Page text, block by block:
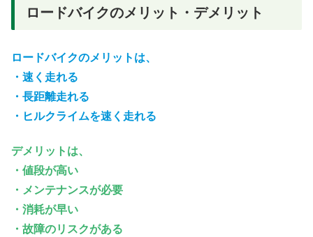
ロードバイクのメリット・デメリット
ロードバイクのメリットは、
・速く走れる
・長距離走れる
・ヒルクライムを速く走れる
デメリットは、
・値段が高い
・メンテナンスが必要
・消耗が早い
・故障のリスクがある